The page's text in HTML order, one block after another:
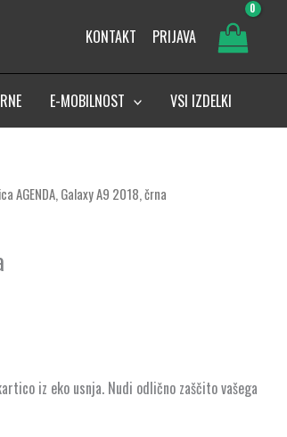
KONTAKT PRIJAVA
E-MOBILNOST VSI IZDELKI
AGENDA, Galaxy A9 2018, črna
iz eko usnja. Nudi odlično zaščito vašega